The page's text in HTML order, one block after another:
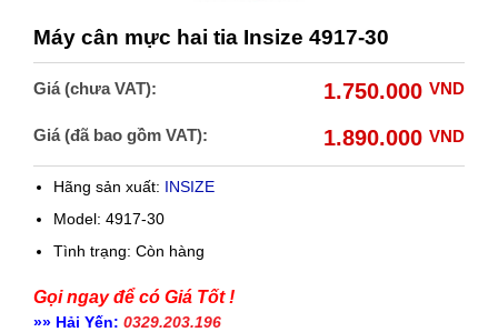
Máy cân mực hai tia Insize 4917-30
Giá (chưa VAT): 1.750.000 VND
Giá (đã bao gồm VAT): 1.890.000 VND
Hãng sản xuất: INSIZE
Model: 4917-30
Tình trạng: Còn hàng
Gọi ngay để có Giá Tốt !
»» Hải Yến: 0329.203.196